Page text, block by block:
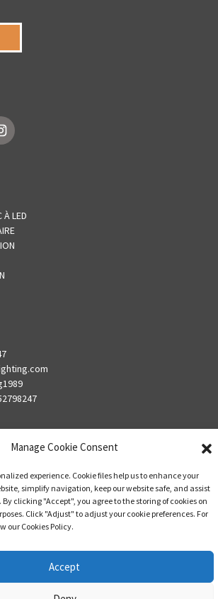
À LED
: Tous droits réservés.Plan du site-Plan du
-Recherche principale
Manage Cookie Consent
experience. Cookie files help us to enhance your
simplify navigation, keep our website safe, and assist
clicking "Accept", you agree to the storing of cookies on
Click "Adjust" to adjust your cookie preferences. For
our Cookies Policy.
Accept